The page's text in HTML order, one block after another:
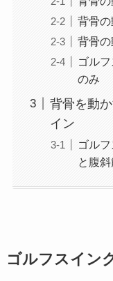
背骨
背骨
ゴル
のみ
背骨を動
イン
ゴル
と腹
ゴルフスイン